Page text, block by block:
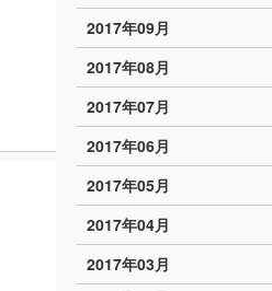
2017年09月
2017年08月
2017年07月
2017年06月
2017年05月
2017年04月
2017年03月